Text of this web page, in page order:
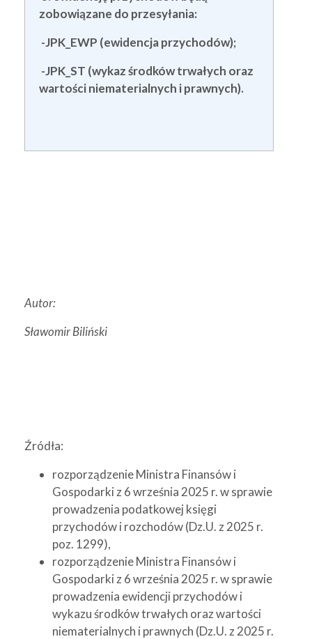
zobowiązane do przesyłania:
-JPK_EWP (ewidencja przychodów);
-JPK_ST (wykaz środków trwałych oraz
wartości niematerialnych i prawnych).
Autor:
Sławomir Biliński
Źródła:
rozporządzenie Ministra Finansów i
Gospodarki z 6 września 2025 r. w sprawie
prowadzenia podatkowej księgi
przychodów i rozchodów (Dz.U. z 2025 r.
poz. 1299),
rozporządzenie Ministra Finansów i
Gospodarki z 6 września 2025 r. w sprawie
prowadzenia ewidencji przychodów i
wykazu środków trwałych oraz wartości
niematerialnych i prawnych (Dz.U. z 2025 r.